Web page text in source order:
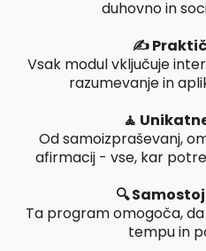
duhovno in
✍️
Vsak modul vključuje
razumevanje in
🧘
Od samoizpraševanj,
afirmacij - vse, kar
🔍
Ta program omogoča,
tempu in